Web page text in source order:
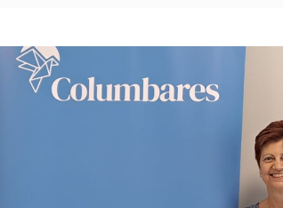
de Aguas de Murcia